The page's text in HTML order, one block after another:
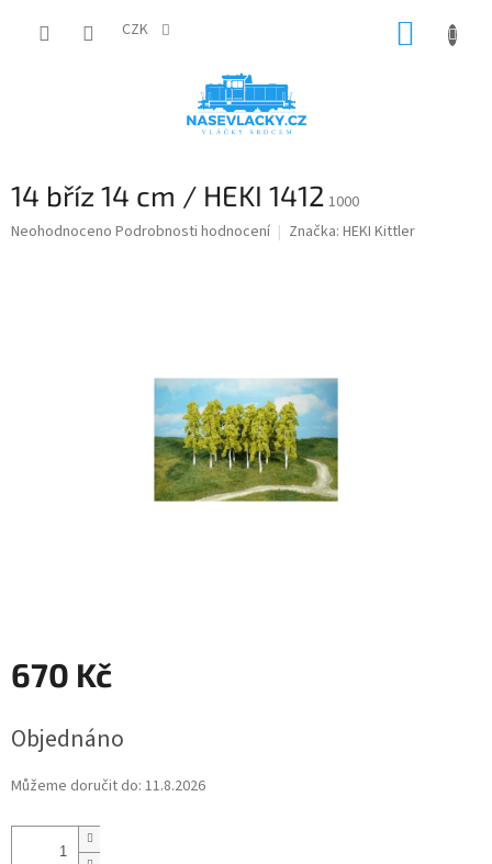
CZK
14 bříz 14 cm / HEKI 1412 1000
Průměrné
Neohodnoceno Podrobnosti hodnocení Značka: HEKI Kittler
670 Kč
cena:
Objednáno
Můžeme doručit do: 11.8.2026